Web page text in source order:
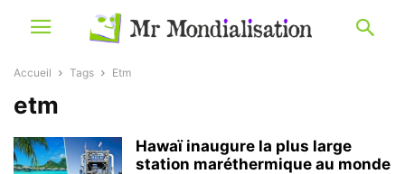
Accueil Tags Etm
etm
Hawaï inaugure la plus large
station maréthermique au monde